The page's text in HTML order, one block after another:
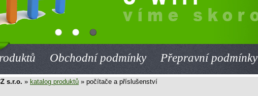
s.r.o. » katalog produktů » počítače a příslušenství
Obchodní podmínky Přepravní podmínky